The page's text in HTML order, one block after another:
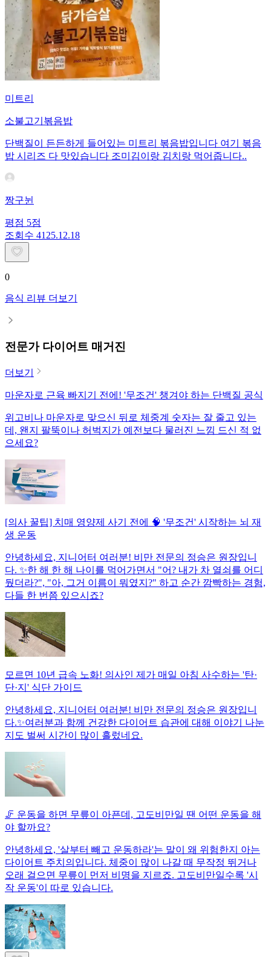
미트리
소불고기볶음밥
단백질이 든든하게 들어있는 미트리 볶음밥입니다 여기 볶음
밥 시리즈 다 맛있습니다 조미김이랑 김치랑 먹어줍니다..
짱구뉜
평점 5점
조회수 41 25.12.18
0
음식 리뷰 더보기
전문가 다이어트 매거진
더보기
마운자로 근육 빠지기 전에! '무조건' 챙겨야 하는 단백질 공식
위고비나 마운자로 맞으신 뒤로 체중계 숫자는 잘 줄고 있는
데, 왠지 팔뚝이나 허벅지가 예전보다 물러진 느낌 드신 적 없
으세요?
[의사 꿀팁] 치매 영양제 사기 전에 🧠 '무조건' 시작하는 뇌 재
생 운동
안녕하세요, 지니어터 여러분! 비만 전문의 정승은 원장입니
다. ✨한 해 한 해 나이를 먹어가면서 "어? 내가 차 열쇠를 어디
뒀더라?", "아, 그거 이름이 뭐였지?" 하고 순간 깜빡하는 경험,
다들 한 번쯤 있으시죠?
모르면 10년 급속 노화! 의사인 제가 매일 아침 사수하는 '탄·
단·지' 식단 가이드
안녕하세요, 지니어터 여러분! 비만 전문의 정승은 원장입니
다.✨여러분과 함께 건강한 다이어트 습관에 대해 이야기 나눈
지도 벌써 시간이 많이 흘렀네요.
🦵 운동을 하면 무릎이 아픈데, 고도비만일 땐 어떤 운동을 해
야 할까요?
안녕하세요, '살부터 빼고 운동하라'는 말이 왜 위험한지 아는
다이어트 주치의입니다. 체중이 많이 나갈 때 무작정 뛰거나
오래 걸으면 무릎이 먼저 비명을 지르죠. 고도비만일수록 '시
작 운동'이 따로 있습니다.